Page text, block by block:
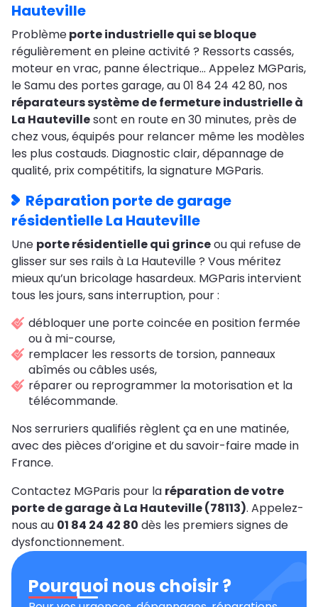
Hauteville
Problèmeporte industrielle qui se bloque
régulièrement en pleine activité ? Ressorts cassés,
moteur en vrac, panne électrique… Appelez MGParis,
le Samu des portes garage, au 01 84 24 42 80, nos
réparateurs système de fermeture industrielle à
La Hautevillesont en route en 30 minutes, près de
chez vous, équipés pour relancer même les modèles
les plus costauds. Diagnostic clair, dépannage de
qualité, prix compétitifs, la signature MGParis.
Réparation porte de garage
résidentielle La Hauteville
Une porte résidentielle qui grinceou qui refuse de
glisser sur ses rails à La Hauteville ? Vous méritez
mieux qu’un bricolage hasardeux. MGParis intervient
tous les jours, sans interruption, pour :
débloquer une porte coincée en position fermée
ou à mi-course,
remplacer les ressorts de torsion, panneaux
abîmés ou câbles usés,
réparer ou reprogrammer la motorisation et la
télécommande.
Nos serruriers qualifiés règlent ça en une matinée,
avec des pièces d’origine et du savoir-faire made in
France.
Contactez MGParis pour la réparation de votre
porte de garage à La Hauteville (78113). Appelez-
nous au 01 84 24 42 80 dès les premiers signes de
dysfonctionnement.
Pourquoi nous choisir ?